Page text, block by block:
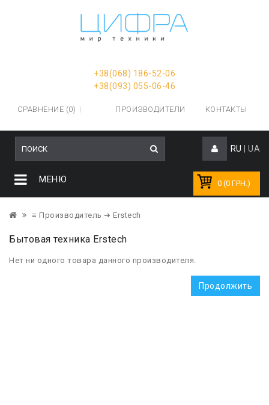
+38(068) 186-52-06
+38(093) 055-06-46
СРАВНЕНИЕ (0) ПРОИЗВОДИТЕЛИ КОНТАКТЫ
RU UA
0 (0 ГРН.)
МЕНЮ
≡ Производитель ➔ Erstech
Бытовая техника Erstech
Нет ни одного товара данного производителя.
Продолжить